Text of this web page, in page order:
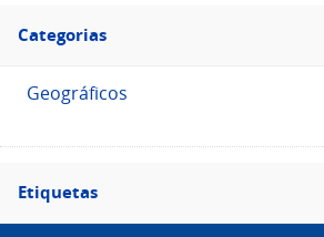
Filtro
Categorias
Categorias
Geográficos
Filtro
Etiquetas
Etiquetas